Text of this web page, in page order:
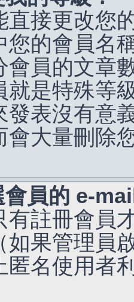
直接更改您
您的會員名
會員的文章
就是特殊等
發表沒有意
會大量刪除
員的 e-
有註冊會員
如果管理員
匿名使用者